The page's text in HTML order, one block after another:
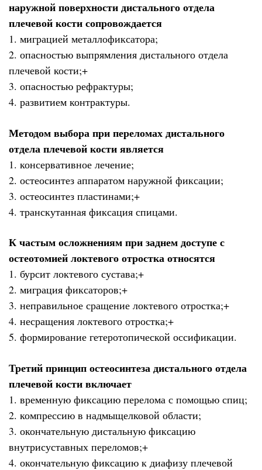
наружной поверхности дистального отдела
плечевой кости сопровождается
1. миграцией металлофиксатора;
2. опасностью выпрямления дистального отдела
плечевой кости;+
3. опасностью рефрактуры;
4. развитием контрактуры.
Методом выбора при переломах дистального
отдела плечевой кости является
1. консервативное лечение;
2. остеосинтез аппаратом наружной фиксации;
3. остеосинтез пластинами;+
4. транскутанная фиксация спицами.
К частым осложнениям при заднем доступе с
остеотомией локтевого отростка относятся
1. бурсит локтевого сустава;+
2. миграция фиксаторов;+
3. неправильное сращение локтевого отростка;+
4. несращения локтевого отростка;+
5. формирование гетеротопической оссификации.
Третий принцип остеосинтеза дистального отдела
плечевой кости включает
1. временную фиксацию перелома с помощью спиц;
2. компрессию в надмыщелковой области;
3. окончательную дистальную фиксацию
внутрисуставных переломов;+
4. окончательную фиксацию к диафизу плечевой